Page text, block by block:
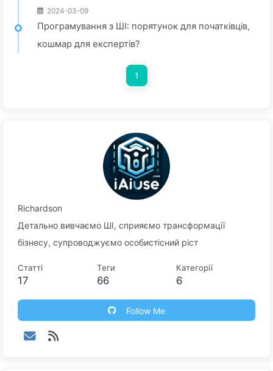
2024-03-09
Програмування з ШІ: порятунок для початківців,
кошмар для експертів?
1
Richardson
Детально вивчаємо ШІ, сприяємо трансформації
бізнесу, супроводжуємо особистісний ріст
Статті
17
Теги
66
Категорії
6
Follow Me